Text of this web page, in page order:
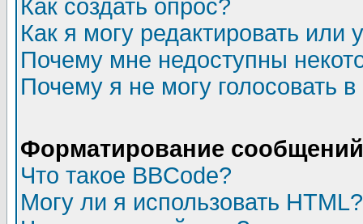
Как создать опрос?
Как я могу редактировать или
Почему мне недоступны
Почему я не могу голосовать
Форматирование
Что такое BBCode?
Могу ли я использовать HTML?